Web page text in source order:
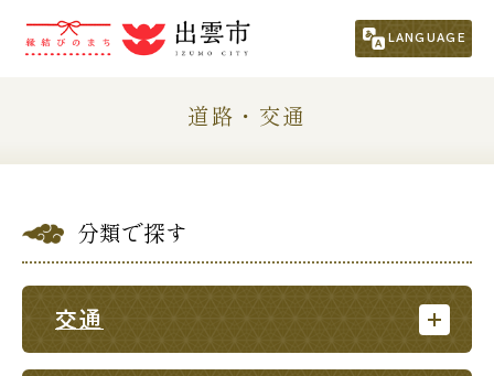
LANGUAGE
市民の方 （くらし・行政・議会）
健康・福祉 文化・スポーツ・生涯学習
まちづくり
事業者の方
観光される方
道路・交通
分類で探す
交通